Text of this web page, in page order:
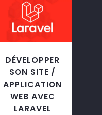
DÉVELOPPER
SON SITE /
APPLICATION
WEB AVEC
LARAVEL